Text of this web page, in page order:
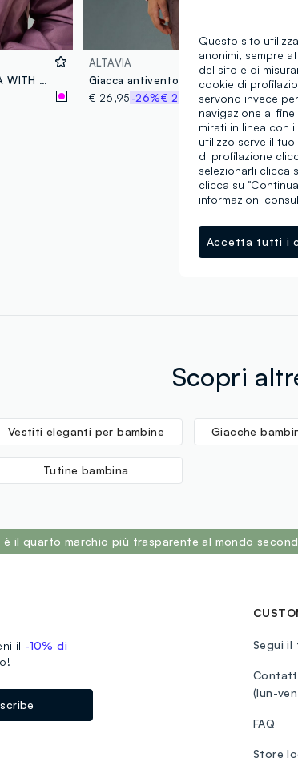
Giacca antivento tie dye ALTAVIA WITH DEBORAH COMPAGNONI
ALTAVIA
€ 26,95-26%€ 20,00
Stai
Scopri
Vestiti eleganti per bambine Giacche
Tutine bambina
è il quarto marchio più trasparente al mondo
il -10% di
Segui il
(lun-
FAQ
Store
Questo sito
anonimi, sempre
del sito e di
cookie di
servono invece
navigazione al
mirati in linea con
utilizzo serve il
di profilazione
selezionarli clicca
clicca su
informazioni
Accetta tutti i